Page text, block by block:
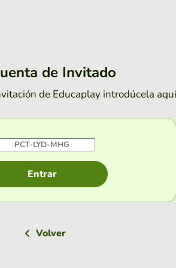
de Invitado
de Educaplay introdúcela
Entrar
Volver